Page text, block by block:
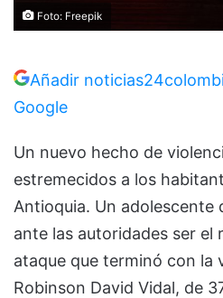
Foto: Freepik
Añadir
Google
Un nuevo hecho de
estremecidos a los
Antioquia. Un adolescente
ante las autoridades ser el
ataque que terminó con la
Robinson David Vidal, de